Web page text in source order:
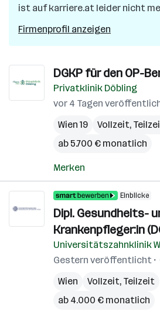
ist auf karriere.at leider nicht
Firmenprofil anzeigen
DGKP für den OP-
Privatklinik Döbling
vor 4 Tagen
Wien 19
Vollzeit,
ab 5.700 € monatlich
Merken
Einblicke
Dipl. Gesundheits-
Krankenpfleger:in
Universitätszahnklinik
Gestern veröffentlicht
Wien
Vollzeit, Teilzeit
ab 4.000 € monatlich